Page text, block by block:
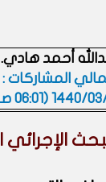
أحمد هادي.
المشاركات :
01 (06:01 صباحاً)
الإجرائي